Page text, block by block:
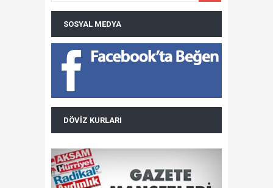
SOSYAL MEDYA
DÖVIZ KURLARI